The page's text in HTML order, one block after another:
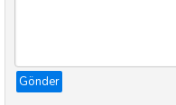
Gönder